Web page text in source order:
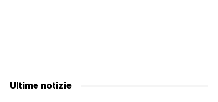
Ultime notizie